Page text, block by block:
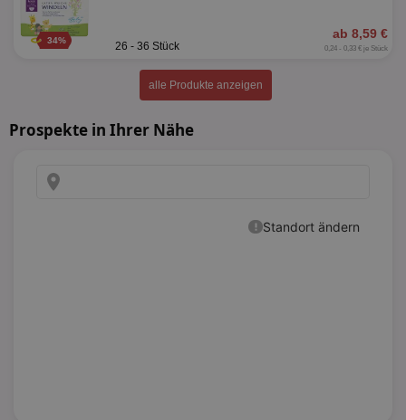
34% ab 8,59 €
26 - 36 Stück 0,24 - 0,33 € je Stück
alle Produkte anzeigen
Prospekte in Ihrer Nähe